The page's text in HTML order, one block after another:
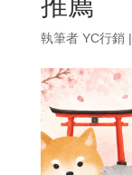
執筆者 YC行銷|